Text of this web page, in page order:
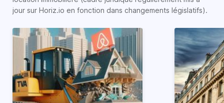
jour sur Horiz.io en fonction dans changements législatifs).